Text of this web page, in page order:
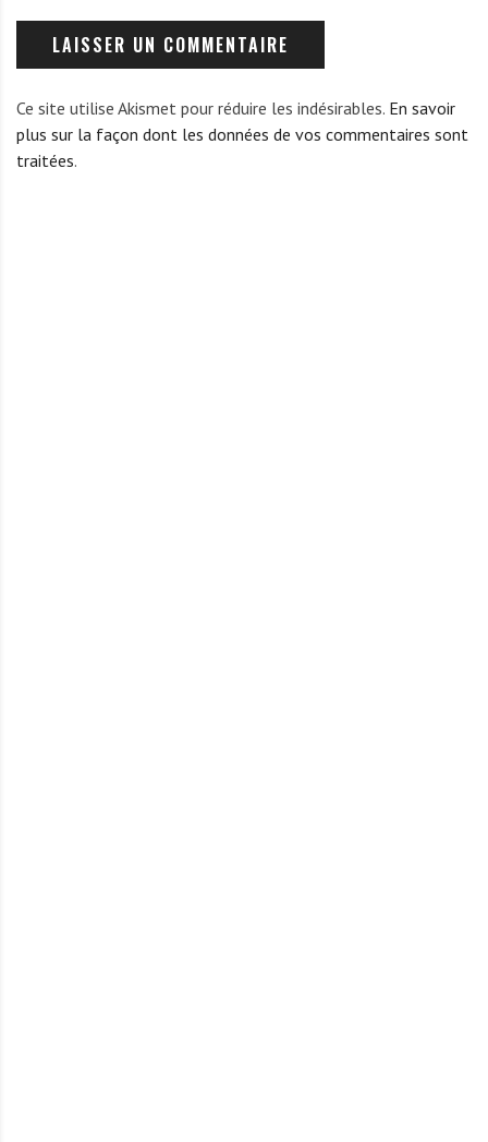
Ce site utilise Akismet pour réduire les indésirables. En savoir
plus sur la façon dont les données de vos commentaires sont
traitées.